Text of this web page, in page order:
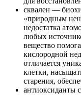
сквален —
«природным
недостатка
любых
вещество
кислородной
отличается
клетки,
старения,
антиоксиданты